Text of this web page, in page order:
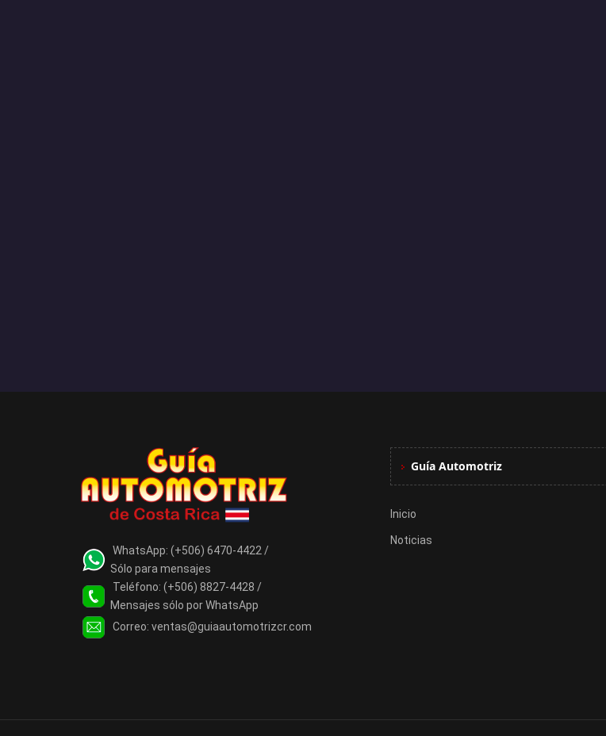
WhatsApp: (+506) 6470-4422 /
Sólo para mensajes
Teléfono: (+506) 8827-4428 /
Mensajes sólo por WhatsApp
Correo: ventas@guiaautomotrizcr.com
Guía Automotriz
Inicio
Noticias